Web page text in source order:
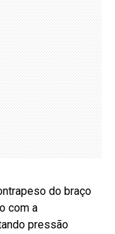
do braço
com a
pressão